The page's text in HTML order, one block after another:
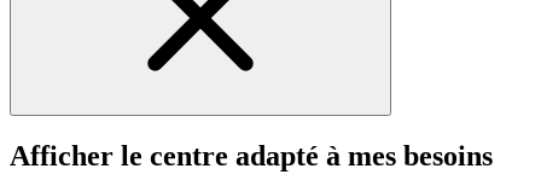
Afficher le centre adapté à mes besoins